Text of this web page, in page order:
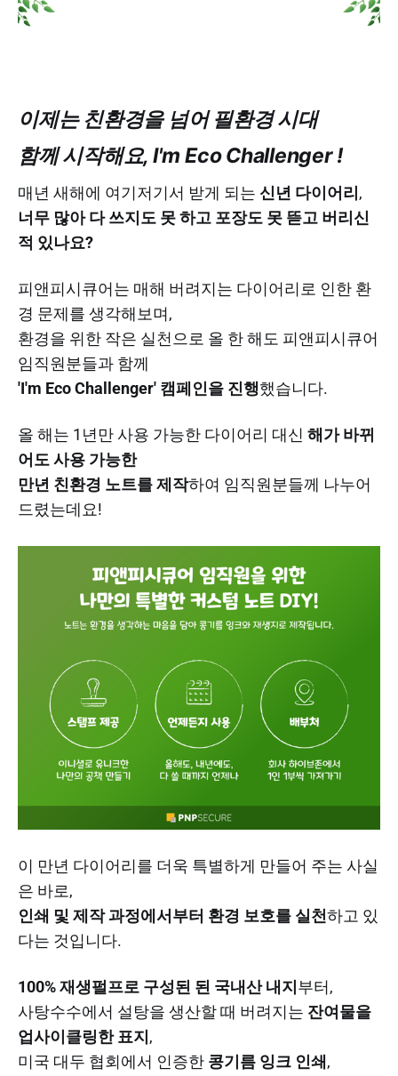
이제는 친환경을 넘어 필환경 시대
함께 시작해요, I'm Eco Challenger !
매년 새해에 여기저기서 받게 되는 신년 다이어리 ,
너무 많아 다 쓰지도 못 하고 포장도 못 뜯고 버리신
적 있나요?
피앤피시큐어는 매해 버려지는 다이어리로 인한 환
경 문제를 생각해보며,
환경을 위한 작은 실천으로 올 한 해도 피앤피시큐어
임직원분들과 함께
'I'm Eco Challenger' 캠페인을 진행했습니다.
올 해는 1년만 사용 가능한 다이어리 대신 해가 바뀌
어도 사용 가능한
만년 친환경 노트를 제작하여 임직원분들께 나누어
드렸는데요!
이 만년 다이어리를 더욱 특별하게 만들어 주는 사실
은 바로,
인쇄 및 제작 과정에서부터 환경 보호를 실천하고 있
다는 것입니다.​
100% 재생펄프로 구성된 된 국내산 내지 부터,
사탕수수에서 설탕을 생산할 때 버려지는 잔여물을
업사이클링한 표지 ,
미국 대두 협회에서 인증한 콩기름 잉크 인쇄 ,